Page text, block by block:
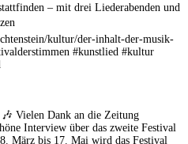
Vielen Dank an die Zeitung
Interview über das zweite Festival
März bis 17. Mai wird das Festival